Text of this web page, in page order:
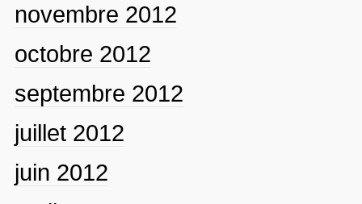
novembre 2012
octobre 2012
septembre 2012
juillet 2012
juin 2012